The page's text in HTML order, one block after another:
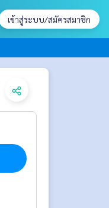
เข้าสู่ระบบ/สมัครสมาชิก